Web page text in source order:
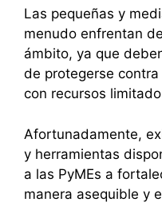
Las pequeñas y
menudo enfrentan
ámbito, ya que
de protegerse
con recursos
Afortunadamente,
y herramientas
a las PyMEs a
manera asequible y